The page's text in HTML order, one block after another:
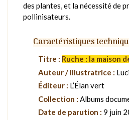
des plantes, et la nécessité de
pollinisateurs.
Caractéristiques
Titre : Ruche : la maison
Auteur / Illustratrice :
Éditeur : L’Élan vert
Collection : Albums
Date de parution : 9 juin